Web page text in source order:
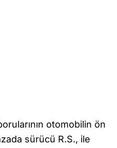
otomobilin ön
sürücü R.S., ile